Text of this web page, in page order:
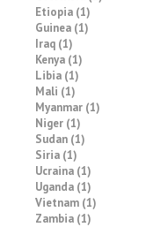
Etiopia (1)
Guinea (1)
Iraq (1)
Kenya (1)
Libia (1)
Mali (1)
Myanmar (1)
Niger (1)
Sudan (1)
Siria (1)
Ucraina (1)
Uganda (1)
Vietnam (1)
Zambia (1)